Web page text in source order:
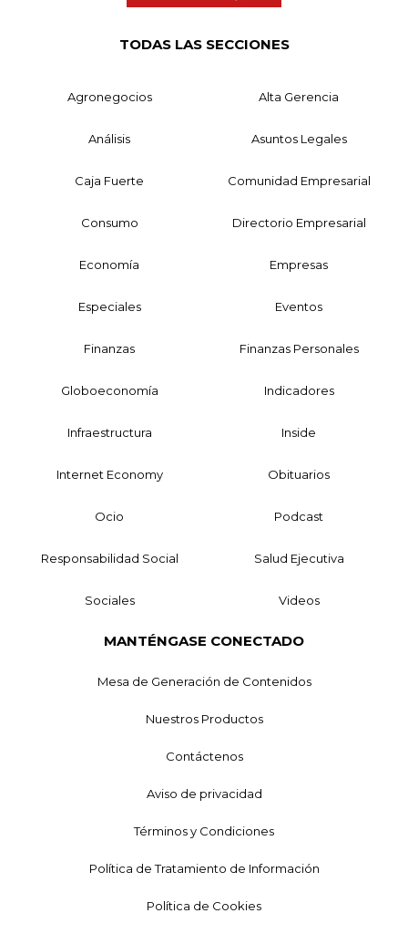
TODAS LAS SECCIONES
Agronegocios Alta Gerencia
Análisis Asuntos Legales
Caja Fuerte Comunidad Empresarial
Consumo Directorio Empresarial
Economía Empresas
Especiales Eventos
Finanzas Finanzas Personales
Globoeconomía Indicadores
Infraestructura Inside
Internet Economy Obituarios
Ocio Podcast
Responsabilidad Social Salud Ejecutiva
Sociales Videos
MANTÉNGASE CONECTADO
Mesa de Generación de Contenidos
Nuestros Productos
Contáctenos
Aviso de privacidad
Términos y Condiciones
Política de Tratamiento de Información
Política de Cookies